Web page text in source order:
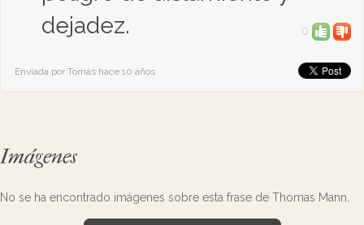
dejadez.
0
Enviada por Tomás hace 10 años
Imágenes
No se ha encontrado imágenes sobre esta frase de Thomas Mann.